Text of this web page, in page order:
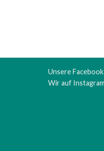
Unsere
Wir auf Instagram